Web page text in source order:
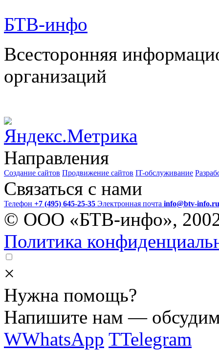
БТВ-инфо
Всесторонняя
организаций
Направления
Создание сайтов Продвижение сайтов IT-обслуживание
Связаться с нами
Телефон +7 (495) 645-25-35 Электронная почта info@btv-info.ru
© ООО «БТВ-инфо»,
Политика
×
Нужна помощь?
Напишите нам —
WWhatsApp TTelegram